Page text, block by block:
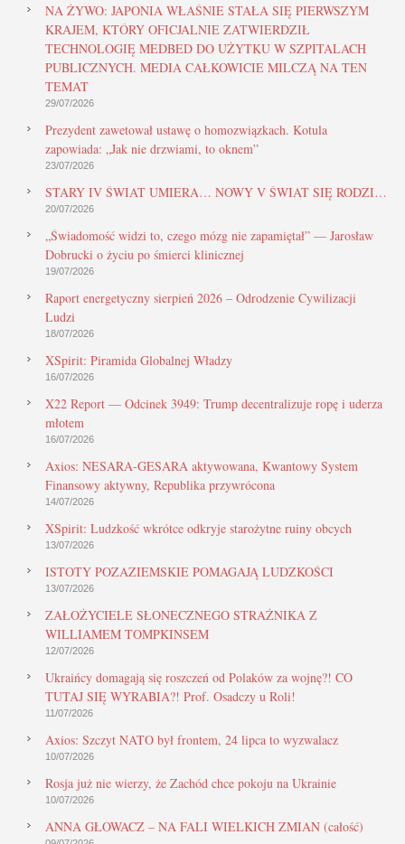
NA ŻYWO: JAPONIA WŁAŚNIE STAŁA SIĘ PIERWSZYM
KRAJEM, KTÓRY OFICJALNIE ZATWIERDZIŁ
TECHNOLOGIĘ MEDBED DO UŻYTKU W SZPITALACH
PUBLICZNYCH. MEDIA CAŁKOWICIE MILCZĄ NA TEN
TEMAT
29/07/2026
Prezydent zawetował ustawę o homozwiązkach. Kotula
zapowiada: „Jak nie drzwiami, to oknem”
23/07/2026
STARY IV ŚWIAT UMIERA… NOWY V ŚWIAT SIĘ RODZI…
20/07/2026
„Świadomość widzi to, czego mózg nie zapamiętał” — Jarosław
Dobrucki o życiu po śmierci klinicznej
19/07/2026
Raport energetyczny sierpień 2026 – Odrodzenie Cywilizacji
Ludzi
18/07/2026
XSpirit: Piramida Globalnej Władzy
16/07/2026
X22 Report — Odcinek 3949: Trump decentralizuje ropę i uderza
młotem
16/07/2026
Axios: NESARA-GESARA aktywowana, Kwantowy System
Finansowy aktywny, Republika przywrócona
14/07/2026
XSpirit: Ludzkość wkrótce odkryje starożytne ruiny obcych
13/07/2026
ISTOTY POZAZIEMSKIE POMAGAJĄ LUDZKOŚCI
13/07/2026
ZAŁOŻYCIELE SŁONECZNEGO STRAŻNIKA Z
WILLIAMEM TOMPKINSEM
12/07/2026
Ukraińcy domagają się roszczeń od Polaków za wojnę?! CO
TUTAJ SIĘ WYRABIA?! Prof. Osadczy u Roli!
11/07/2026
Axios: Szczyt NATO był frontem, 24 lipca to wyzwalacz
10/07/2026
Rosja już nie wierzy, że Zachód chce pokoju na Ukrainie
10/07/2026
ANNA GŁOWACZ – NA FALI WIELKICH ZMIAN (całość)